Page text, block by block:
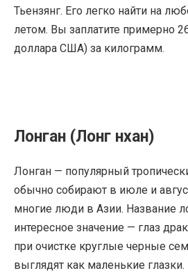
Тьензянг. Его легко найти на
летом. Вы заплатите примерно
доллара США) за килограмм.
Лонган (Лонг нхан)
Лонган — популярный
обычно собирают в июле и
многие люди в Азии. Название
интересное значение — глаз
при очистке круглые черные
выглядят как маленькие